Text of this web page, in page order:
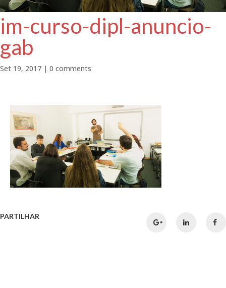
im-curso-dipl-anuncio-
gab
Set 19, 2017 | 0 comments
PARTILHAR